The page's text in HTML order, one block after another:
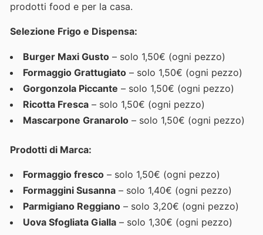
prodotti food e per la casa.
Selezione Frigo e Dispensa:
Burger Maxi Gusto – solo 1,50€ (ogni pezzo)
Formaggio Grattugiato – solo 1,50€ (ogni pezzo)
Gorgonzola Piccante – solo 1,50€ (ogni pezzo)
Ricotta Fresca – solo 1,50€ (ogni pezzo)
Mascarpone Granarolo – solo 1,50€ (ogni pezzo)
Prodotti di Marca:
Formaggio fresco – solo 1,50€ (ogni pezzo)
Formaggini Susanna – solo 1,40€ (ogni pezzo)
Parmigiano Reggiano – solo 3,20€ (ogni pezzo)
Uova Sfogliata Gialla – solo 1,30€ (ogni pezzo)